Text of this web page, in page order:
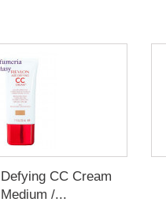
CC Cream
/...